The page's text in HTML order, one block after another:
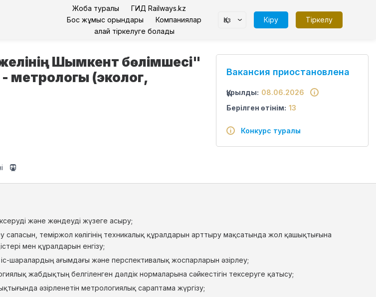
Жоба туралы
ГИД Railways.kz
Бос жұмыс орындары
Компаниялар
Қалай тіркелуге болады
Қаз Кіру Тіркелу
Шымкент бөлімшесі"
- метрологы (эколог,
Вакансия приостановлена
Құрылды: 08.06.2026
Берілген өтінім: 13
Конкурс туралы
және жөндеуді жүзеге асыру;
сапасын, теміржол көлігінің техникалық құралдарын арттыру мақсатында жол қашықтығына
мен құралдарын енгізу;
ағымдағы және перспективалық жоспарларын әзірлеу;
жабдықтың белгіленген дәлдік нормаларына сәйкестігін тексеруге қатысу;
әзірленетін метрологиялық сараптама жүргізу;